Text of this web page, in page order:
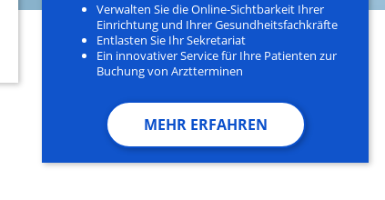
Verwalten Sie die Online-Sichtbarkeit Ihrer
Einrichtung und Ihrer Gesundheitsfachkräfte
Entlasten Sie Ihr Sekretariat
Ein innovativer Service für Ihre Patienten zur
Buchung von Arztterminen
MEHR ERFAHREN